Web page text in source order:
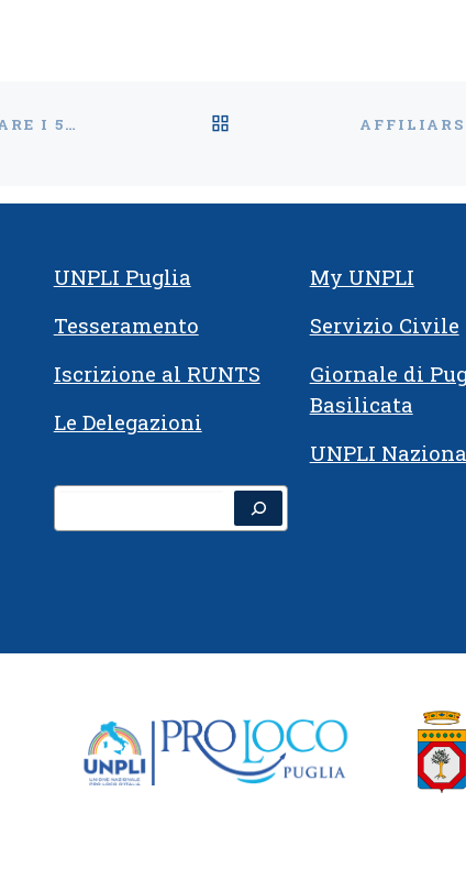
CORATO (BA) – MELODIE D’INCANTO PER CELEBRARE I 52 ANNI DELLA PRO LOCO QUADRATUM RITORNA ALLA
UNPLI Puglia
Tesseramento
Iscrizione al RUNTS
Le Delegazioni
My UNPLI
Servizio Civile
Giornale di
Basilicata
UNPLI